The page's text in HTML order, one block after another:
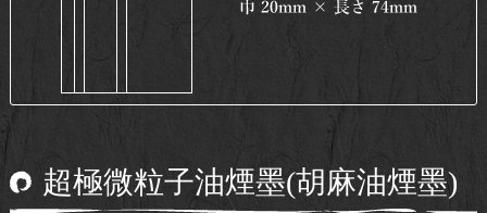
超極微粒子油煙墨(胡麻油煙墨)